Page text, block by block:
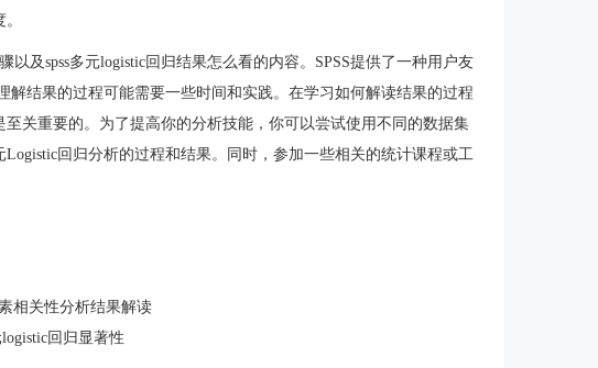
以及spss多元logistic回归结果怎么看的内容。SPSS提供了一种用户友
解结果的过程可能需要一些时间和实践。在学习如何解读结果的过程
关重要的。为了提高你的分析技能，你可以尝试使用不同的数据集
回归分析的过程和结果。同时，参加一些相关的统计课程或工
相关性分析结果解读
logistic回归显著性